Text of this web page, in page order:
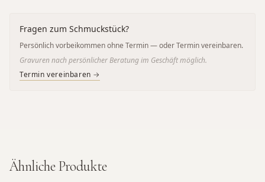
Fragen zum Schmuckstück?
Persönlich vorbeikommen ohne Termin — oder Termin vereinbaren.
Gravuren nach persönlicher Beratung im Geschäft möglich.
Termin vereinbaren →
Ähnliche Produkte